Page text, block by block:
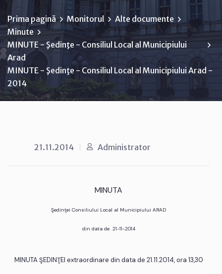
Prima pagină Monitorul
Alte documente
Minute
MINUTE - Şedinţe - Consiliul Local al Municipiului
Arad
MINUTE - Şedinţe - Consiliul Local al Municipiului Arad -
2014
21.11.2014 Administrator
MINUTA
Şedinţei Consiliului Local al Municipiului ARAD
din data de 21-11-2014
MINUTA ŞEDINŢEI extraordinare din data de 21.11.2014, ora 13,30